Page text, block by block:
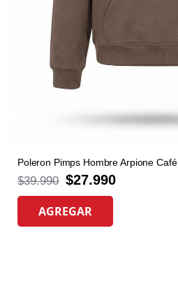
Poleron Pimps Hombre Arpione Café
$39.990 $27.990
AGREGAR